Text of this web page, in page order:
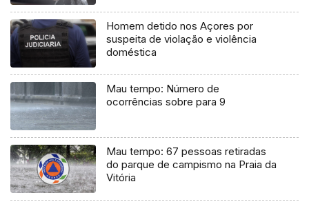
Homem detido nos Açores por
suspeita de violação e violência
doméstica
Mau tempo: Número de
ocorrências sobre para 9
Mau tempo: 67 pessoas retiradas
do parque de campismo na Praia da
Vitória